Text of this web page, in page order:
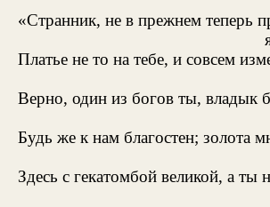
«Странник, не в прежнем теперь
Платье не то на тебе, и совсем
Верно, один из богов ты, владык
Будь же к нам благостен; золота
Здесь с гекатомбой великой, а ты